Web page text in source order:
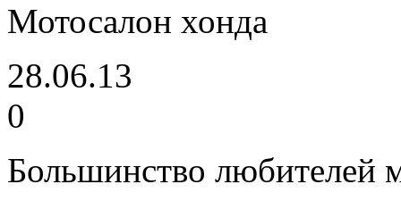
Мотосалон хонда
28.06.13
0
Большинство любителей